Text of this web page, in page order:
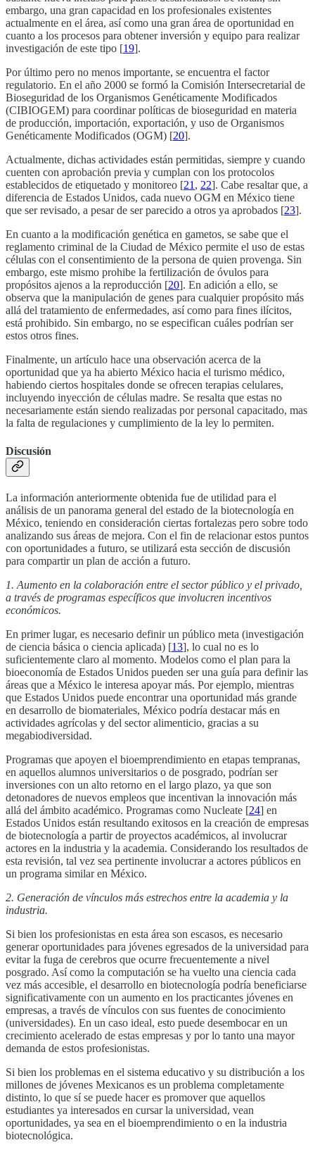
embargo, una gran capacidad en los profesionales existentes
actualmente en el área, así como una gran área de oportunidad en
cuanto a los procesos para obtener inversión y equipo para realizar
investigación de este tipo [19].
Por último pero no menos importante, se encuentra el factor
regulatorio. En el año 2000 se formó la Comisión Intersecretarial de
Bioseguridad de los Organismos Genéticamente Modificados
(CIBIOGEM) para coordinar políticas de bioseguridad en materia
de producción, importación, exportación, y uso de Organismos
Genéticamente Modificados (OGM) [20].
Actualmente, dichas actividades están permitidas, siempre y cuando
cuenten con aprobación previa y cumplan con los protocolos
establecidos de etiquetado y monitoreo [21, 22]. Cabe resaltar que, a
diferencia de Estados Unidos, cada nuevo OGM en México tiene
que ser revisado, a pesar de ser parecido a otros ya aprobados [23].
En cuanto a la modificación genética en gametos, se sabe que el
reglamento criminal de la Ciudad de México permite el uso de estas
células con el consentimiento de la persona de quien provenga. Sin
embargo, este mismo prohibe la fertilización de óvulos para
propósitos ajenos a la reproducción [20]. En adición a ello, se
observa que la manipulación de genes para cualquier propósito más
allá del tratamiento de enfermedades, así como para fines ilícitos,
está prohibido. Sin embargo, no se especifican cuáles podrían ser
estos otros fines.
Finalmente, un artículo hace una observación acerca de la
oportunidad que ya ha abierto México hacia el turismo médico,
habiendo ciertos hospitales donde se ofrecen terapias celulares,
incluyendo inyección de células madre. Se resalta que estas no
necesariamente están siendo realizadas por personal capacitado, mas
la falta de regulaciones y cumplimiento de la ley lo permiten.
Discusión
La información anteriormente obtenida fue de utilidad para el
análisis de un panorama general del estado de la biotecnología en
México, teniendo en consideración ciertas fortalezas pero sobre todo
analizando sus áreas de mejora. Con el fin de relacionar estos puntos
con oportunidades a futuro, se utilizará esta sección de discusión
para compartir un plan de acción a futuro.
1. Aumento en la colaboración entre el sector público y el privado,
a través de programas específicos que involucren incentivos
económicos.
En primer lugar, es necesario definir un público meta (investigación
de ciencia básica o ciencia aplicada) [13], lo cual no es lo
suficientemente claro al momento. Modelos como el plan para la
bioeconomía de Estados Unidos pueden ser una guía para definir las
áreas que a México le interesa apoyar más. Por ejemplo, mientras
que Estados Unidos puede encontrar una oportunidad más grande
en desarrollo de biomateriales, México podría destacar más en
actividades agrícolas y del sector alimenticio, gracias a su
megabiodiversidad.
Programas que apoyen el bioemprendimiento en etapas tempranas,
en aquellos alumnos universitarios o de posgrado, podrían ser
inversiones con un alto retorno en el largo plazo, ya que son
detonadores de nuevos empleos que incentivan la innovación más
allá del ámbito académico. Programas como Nucleate [24] en
Estados Unidos están resultando exitosos en la creación de empresas
de biotecnología a partir de proyectos académicos, al involucrar
actores en la industria y la academia. Considerando los resultados de
esta revisión, tal vez sea pertinente involucrar a actores públicos en
un programa similar en México.
2. Generación de vínculos más estrechos entre la academia y la
industria.
Si bien los profesionistas en esta área son escasos, es necesario
generar oportunidades para jóvenes egresados de la universidad para
evitar la fuga de cerebros que ocurre frecuentemente a nivel
posgrado. Así como la computación se ha vuelto una ciencia cada
vez más accesible, el desarrollo en biotecnología podría beneficiarse
significativamente con un aumento en los practicantes jóvenes en
empresas, a través de vínculos con sus fuentes de conocimiento
(universidades). En un caso ideal, esto puede desembocar en un
crecimiento acelerado de estas empresas y por lo tanto una mayor
demanda de estos profesionistas.
Si bien los problemas en el sistema educativo y su distribución a los
millones de jóvenes Mexicanos es un problema completamente
distinto, lo que sí se puede hacer es promover que aquellos
estudiantes ya interesados en cursar la universidad, vean
oportunidades, ya sea en el bioemprendimiento o en la industria
biotecnológica.